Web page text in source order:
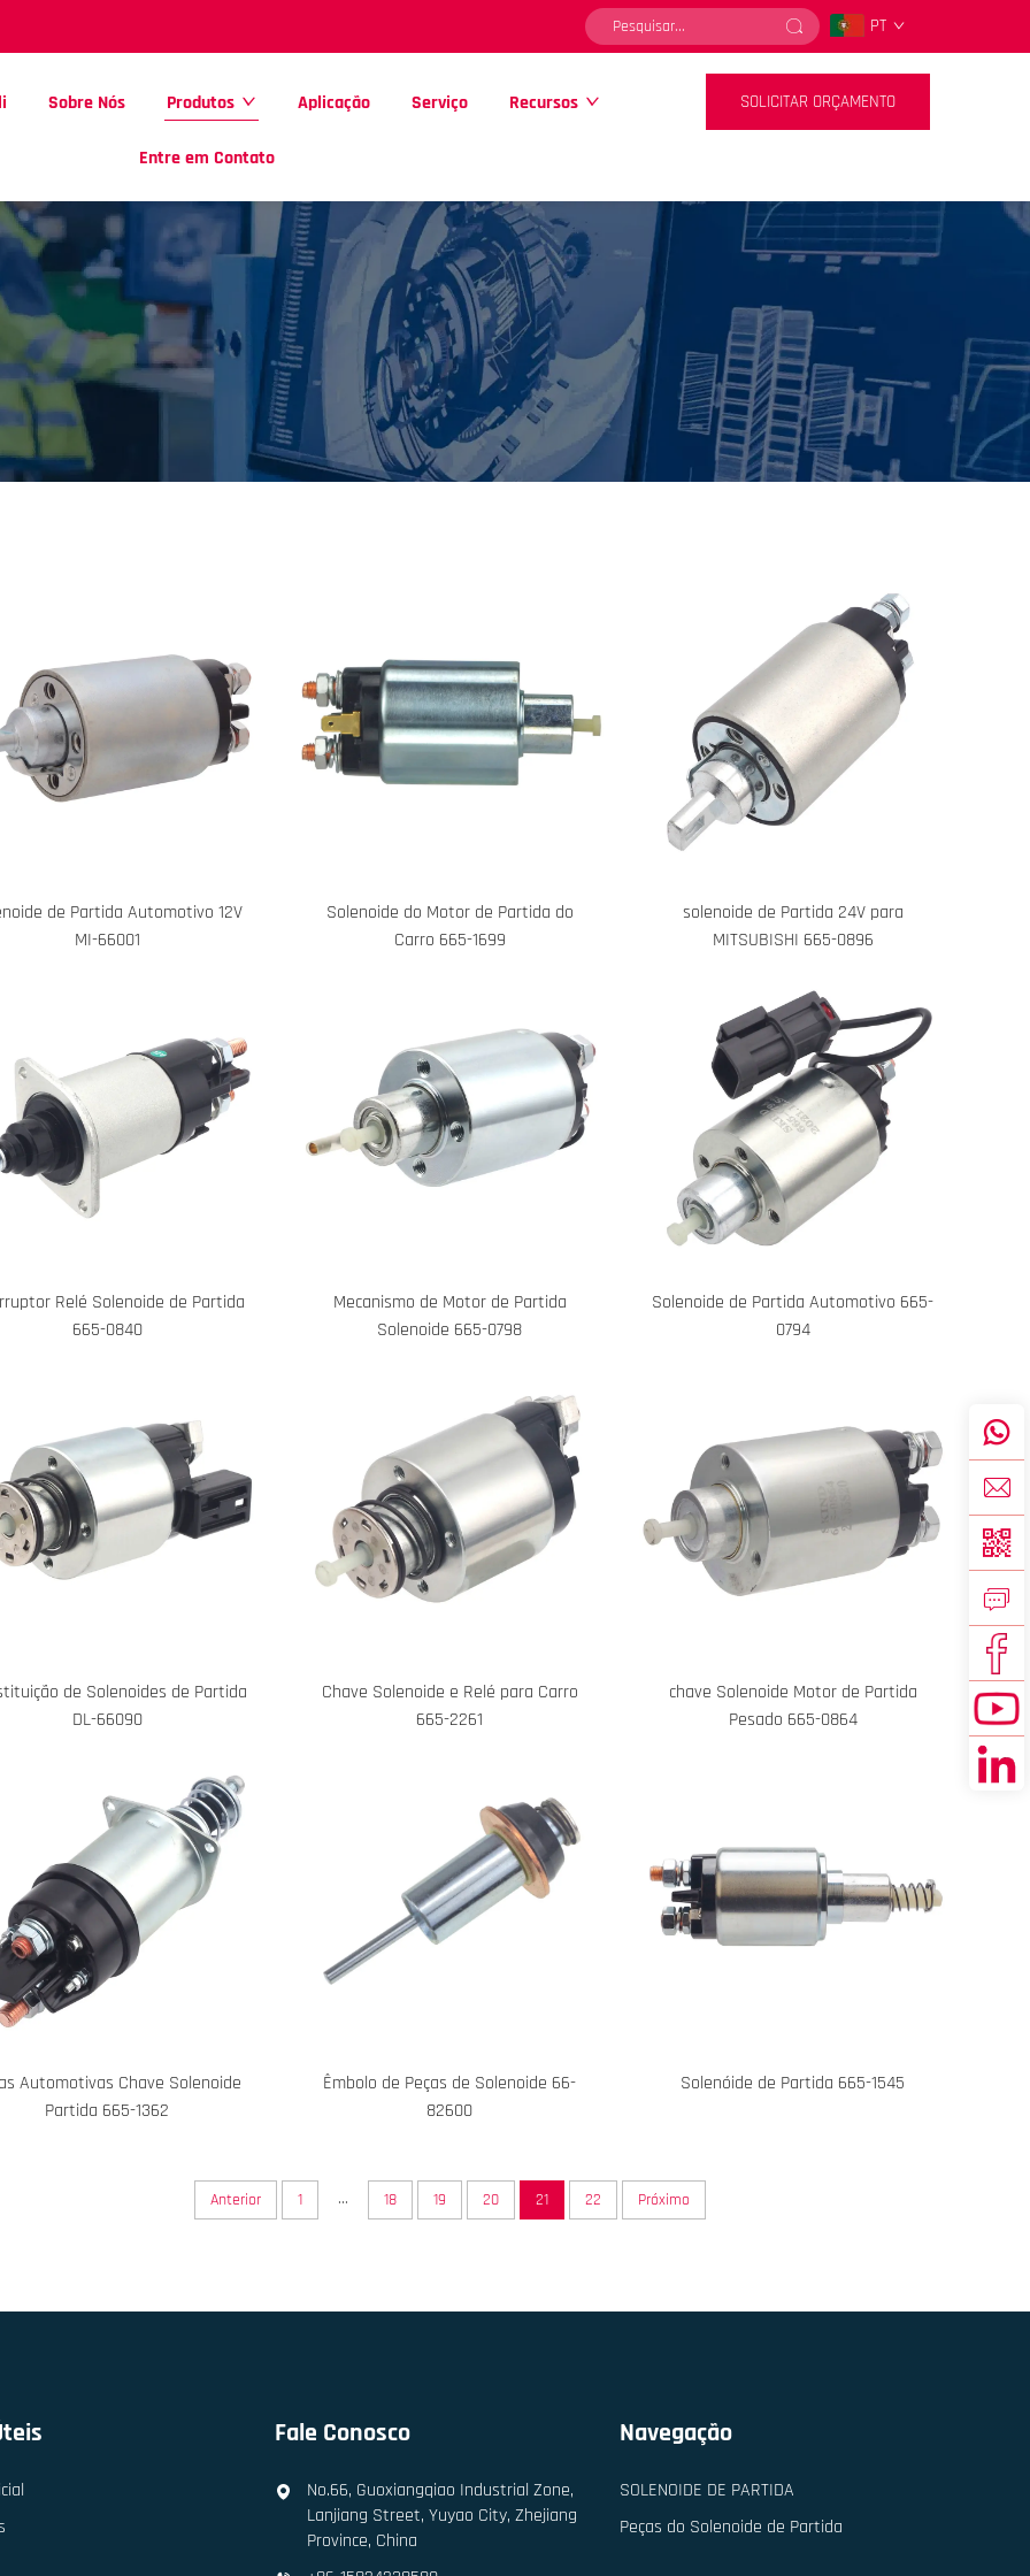
PT
Sobre Nós Produtos Aplicação Serviço Recursos
Entre em Contato
SOLICITAR ORÇAMENTO
de Partida Automotivo 12V
MI-66001
Solenoide do Motor de Partida do
Carro 665-1699
solenoide de Partida 24V para
MITSUBISHI 665-0896
Relé Solenoide de Partida
665-0840
Mecanismo de Motor de Partida
Solenoide 665-0798
Solenoide de Partida Automotivo 665-
0794
de Solenoides de Partida
DL-66090
Chave Solenoide e Relé para Carro
665-2261
chave Solenoide Motor de Partida
Pesado 665-0864
Automotivas Chave Solenoide
Partida 665-1362
Êmbolo de Peças de Solenoide 66-
82600
Solenóide de Partida 665-1545
Anterior 1 ... 18 19 20 21 22 Próximo
Fale Conosco
No.66, Guoxiangqiao Industrial Zone,
Lanjiang Street, Yuyao City, Zhejiang
Province, China
Navegação
SOLENOIDE DE PARTIDA
Peças do Solenoide de Partida